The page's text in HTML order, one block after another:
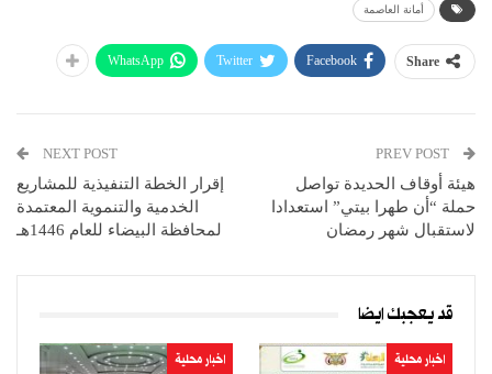
أمانة العاصمة
Share
Facebook
Twitter
WhatsApp
هيئة أوقاف الحديدة تواصل
حملة “أن طهرا بيتي” استعدادا
لاستقبال شهر رمضان
NEXT POST
إقرار الخطة التنفيذية للمشاريع
الخدمية والتنموية المعتمدة
لمحافظة البيضاء للعام 1446هـ
قد يعجبك ايضا
اخبار محلية اخبار محلية